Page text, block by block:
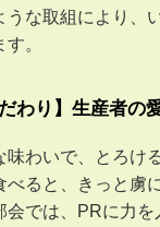
うな取組により、
。
だわり】生産者の
味わいで、とろけ
べると、きっと虜
会では、PRに力